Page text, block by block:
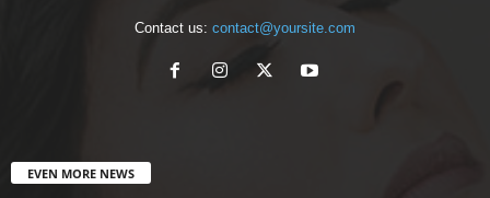
Contact us: contact@yoursite.com
EVEN MORE NEWS